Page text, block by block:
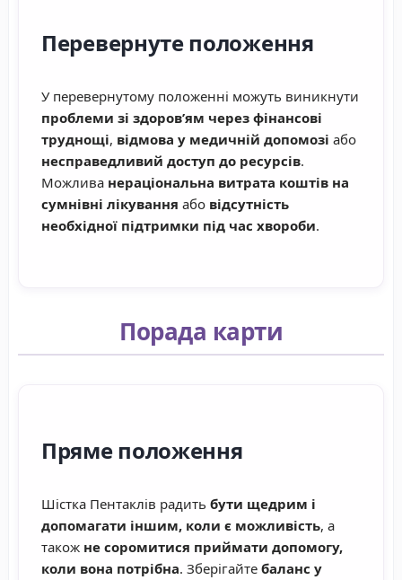
Перевернуте положення
У перевернутому положенні можуть виникнути
проблеми зі здоров’ям через фінансові
труднощі, відмова у медичній допомозі або
несправедливий доступ до ресурсів.
Можлива нераціональна витрата коштів на
сумнівні лікування або відсутність
необхідної підтримки під час хвороби.
Порада карти
Пряме положення
Шістка Пентаклів радить бути щедрим і
допомагати іншим, коли є можливість, а
також не соромитися приймати допомогу,
коли вона потрібна. Зберігайте баланс у